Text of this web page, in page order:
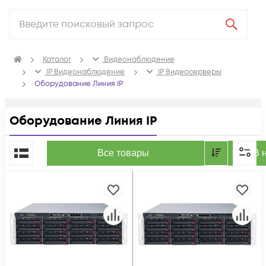
Каталог
Видеонаблюдение
IP Видеонаблюдение
IP Видеосерверы
Оборудование Линия IP
Оборудование Линия IP
Все товары В
По популярности